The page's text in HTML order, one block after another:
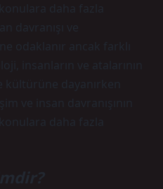
daha fazla
davranışı ve
odaklanır ancak farklı
insanların ve atalarının
kültürüne dayanırken
ve insan davranışının
daha fazla